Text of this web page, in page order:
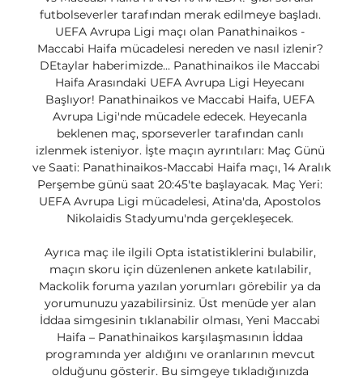
futbolseverler tarafından merak edilmeye başladı.
UEFA Avrupa Ligi maçı olan Panathinaikos -
Maccabi Haifa mücadelesi nereden ve nasıl izlenir?
DEtaylar haberimizde... Panathinaikos ile Maccabi
Haifa Arasındaki UEFA Avrupa Ligi Heyecanı
Başlıyor! Panathinaikos ve Maccabi Haifa, UEFA
Avrupa Ligi'nde mücadele edecek. Heyecanla
beklenen maç, sporseverler tarafından canlı
izlenmek isteniyor. İşte maçın ayrıntıları: Maç Günü
ve Saati: Panathinaikos-Maccabi Haifa maçı, 14 Aralık
Perşembe günü saat 20:45'te başlayacak. Maç Yeri:
UEFA Avrupa Ligi mücadelesi, Atina'da, Apostolos
Nikolaidis Stadyumu'nda gerçekleşecek.
Ayrıca maç ile ilgili Opta istatistiklerini bulabilir,
maçın skoru için düzenlenen ankete katılabilir,
Mackolik foruma yazılan yorumları görebilir ya da
yorumunuzu yazabilirsiniz. Üst menüde yer alan
İddaa simgesinin tıklanabilir olması, Yeni Maccabi
Haifa – Panathinaikos karşılaşmasının İddaa
programında yer aldığını ve oranlarının mevcut
olduğunu gösterir. Bu simgeye tıkladığınızda